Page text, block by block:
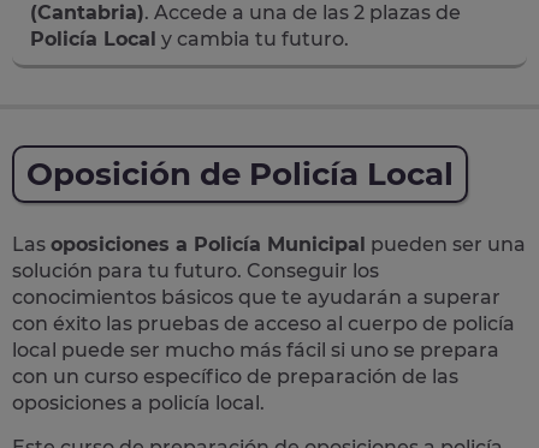
(Cantabria). Accede a una de las 2 plazas de
Policía Local y cambia tu futuro.
Oposición de Policía Local
Las oposiciones a Policía Municipal pueden ser una
solución para tu futuro. Conseguir los
conocimientos básicos que te ayudarán a superar
con éxito las pruebas de acceso al cuerpo de policía
local puede ser mucho más fácil si uno se prepara
con un curso específico de preparación de las
oposiciones a policía local.